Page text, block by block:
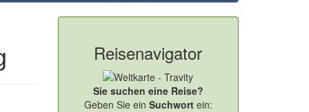
Reisenavigator
Sie suchen eine Reise?
Geben Sie ein Suchwortein: